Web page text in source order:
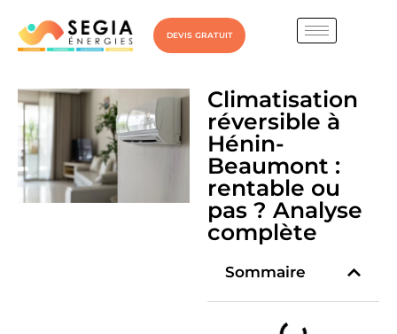
DEVIS GRATUIT
Climatisation
réversible à
Hénin-
Beaumont :
rentable ou
pas ? Analyse
complète
Sommaire